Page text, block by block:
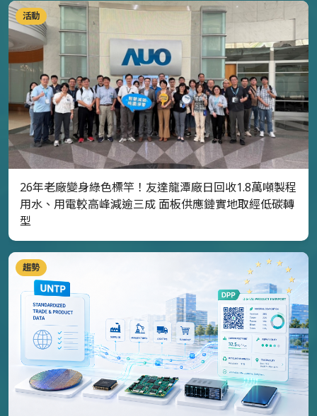
活動
26年老廠變身綠色標竿！友達龍潭廠日回收1.8萬噸製程
用水、用電較高峰減逾三成 面板供應鏈實地取經低碳轉
型
趨勢